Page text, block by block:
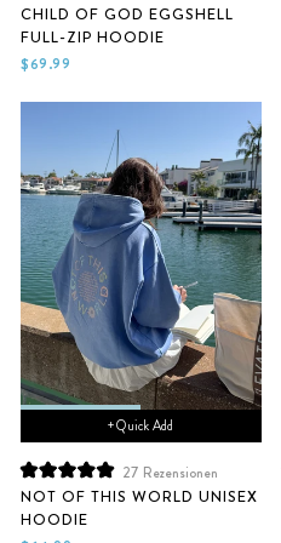
Mit
4.7
von
5
Sternen
CHILD OF GOD EGGSHELL
FULL-ZIP HOODIE
$69.99
+ Quick Add
Mit
5.0
von
27 Rezensionen
NOT OF THIS WORLD UNISEX
HOODIE